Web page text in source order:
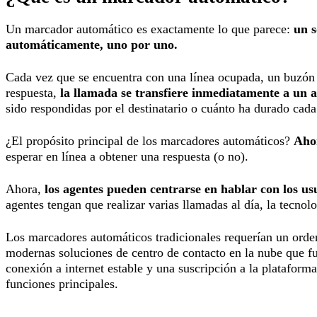
Un marcador automático es exactamente lo que parece: un
automáticamente, uno por uno.
Cada vez que se encuentra con una línea ocupada, un
respuesta, la llamada se transfiere inmediatamente a un
sido respondidas por el destinatario o cuánto ha durado
¿El propósito principal de los marcadores automáticos?
esperar en línea a obtener una respuesta (o no).
Ahora, los agentes pueden centrarse en hablar con los
agentes tengan que realizar varias llamadas al día, la
Los marcadores automáticos tradicionales requerían un
modernas soluciones de centro de contacto en la nube que
conexión a internet estable y una suscripción a la
funciones principales.